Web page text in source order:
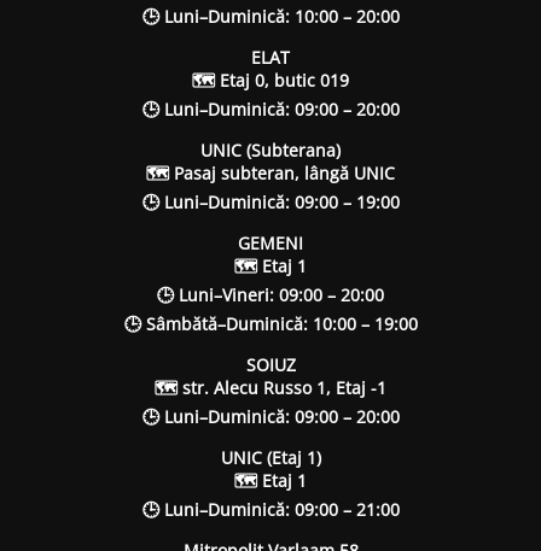
🕒 Luni–Duminică: 10:00 – 20:00
ELAT
🗺 Etaj 0, butic 019
🕒 Luni–Duminică: 09:00 – 20:00
UNIC (Subterana)
🗺 Pasaj subteran, lângă UNIC
🕒 Luni–Duminică: 09:00 – 19:00
GEMENI
🗺 Etaj 1
🕒 Luni–Vineri: 09:00 – 20:00
🕒 Sâmbătă–Duminică: 10:00 – 19:00
SOIUZ
🗺 str. Alecu Russo 1, Etaj -1
🕒 Luni–Duminică: 09:00 – 20:00
UNIC (Etaj 1)
🗺 Etaj 1
🕒 Luni–Duminică: 09:00 – 21:00